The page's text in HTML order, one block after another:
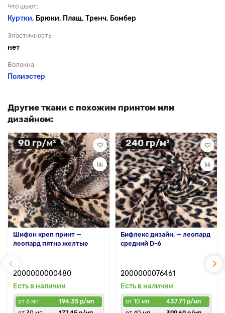
Что шьют:
Куртки, Брюки, Плащ, Тренч, Бомбер
Эластичность
нет
Волокна
Полиэстер
Другие ткани с похожим принтом или
дизайном:
90 гр/м²
Шифон креп принт —
леопард пятна желтые
2000000000480
Есть в наличии
от 6 мп
194.35 р/мп
240 гр/м²
Бифлекс дизайн, — леопард
средний D-6
2000000076461
Есть в наличии
от 10 мп
437.71 р/мп